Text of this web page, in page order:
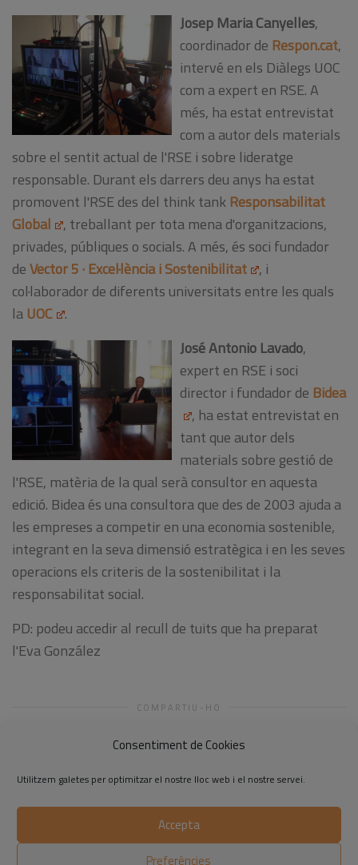
Consentiment de Cookies
Utilitzem galetes per optimitzar el nostre lloc web i el nostre servei.
Accepta
Preferències
Josep Maria Canyelles,
coordinador de Respon.cat,
intervé en els Diàlegs UOC
com a expert en RSE. A
més, ha estat entrevistat
com a autor dels materials
sobre el sentit actual de l'RSE i sobre lideratge
responsable. Durant els darrers deu anys ha estat
promovent l'RSE des del think tankResponsabilitat
Global
, treballant per tota mena d'organitzacions,
privades, públiques o socials. A més, és soci fundador
deVector 5 · Excel·lència i Sostenibilitat , i
col·laborador de diferents universitats entre les quals
laUOC .
José Antonio Lavado,
expert en RSE i soci
director i fundador de Bidea
, ha estat entrevistat en
tant que autor dels
materials sobre gestió de
l'RSE, matèria de la qual serà consultor en aquesta
edició. Bidea és una consultora que des de 2003 ajuda a
les empreses a competir en una economia sostenible,
integrant en la seva dimensió estratègica i en les seves
operacions els criteris de la sostenibilitat i la
responsabilitat social.
PD: podeu accedir al recull de tuits que ha preparat
l'Eva González
COMPARTIU-HO
©2014-2026 Respon.cat